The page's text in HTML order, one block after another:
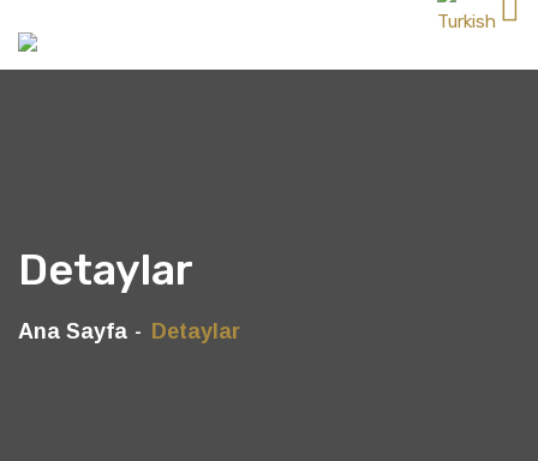
Detaylar
Ana Sayfa Detaylar